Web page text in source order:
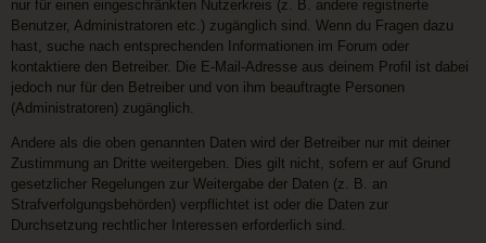
nur für einen eingeschränkten Nutzerkreis (z. B. andere registrierte
Benutzer, Administratoren etc.) zugänglich sind. Wenn du Fragen dazu
hast, suche nach entsprechenden Informationen im Forum oder
kontaktiere den Betreiber. Die E-Mail-Adresse aus deinem Profil ist dabei
jedoch nur für den Betreiber und von ihm beauftragte Personen
(Administratoren) zugänglich.
Andere als die oben genannten Daten wird der Betreiber nur mit deiner
Zustimmung an Dritte weitergeben. Dies gilt nicht, sofern er auf Grund
gesetzlicher Regelungen zur Weitergabe der Daten (z. B. an
Strafverfolgungsbehörden) verpflichtet ist oder die Daten zur
Durchsetzung rechtlicher Interessen erforderlich sind.